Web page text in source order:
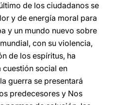
de los ciudadanos se
y de energía moral para
y un mundo nuevo sobre
con su violencia,
de los espíritus, ha
cuestión social en
guerra se presentará
predecesores y Nos